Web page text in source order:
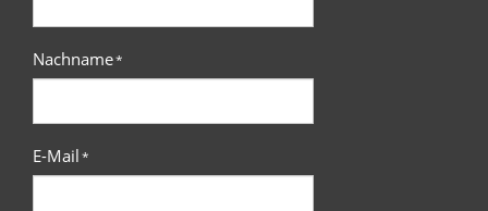
Nachname*
E-Mail*